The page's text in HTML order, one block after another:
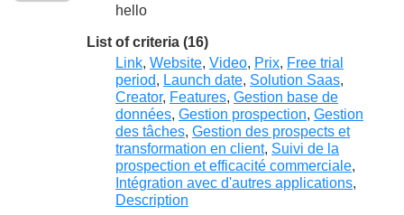
hello
List of criteria (16)
Link, Website, Video, Prix, Free trial
period, Launch date, Solution Saas,
Creator, Features, Gestion base de
données, Gestion prospection, Gestion
des tâches, Gestion des prospects et
transformation en client, Suivi de la
prospection et efficacité commerciale,
Intégration avec d'autres applications,
Description